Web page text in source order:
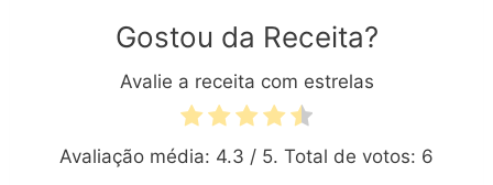
Gostou da Receita?
Avalie a receita com estrelas
Avaliação média: 4.3 / 5. Total de votos: 6